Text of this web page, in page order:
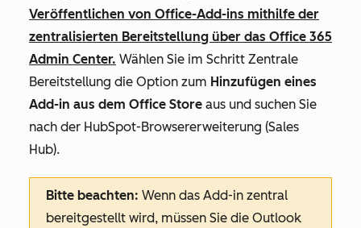
Veröffentlichen von Office-Add-ins mithilfe der
zentralisierten Bereitstellung über das Office 365
Admin Center. Wählen Sie im Schritt Zentrale
Bereitstellung die Option zum Hinzufügen eines
Add-in aus dem Office Store aus und suchen Sie
nach der HubSpot-Browsererweiterung (Sales
Hub).
Bitte beachten: Wenn das Add-in zentral
bereitgestellt wird, müssen Sie die Outlook